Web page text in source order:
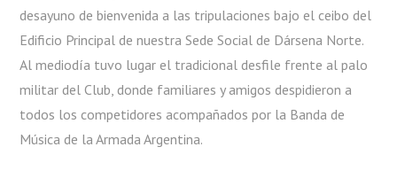
desayuno de bienvenida a las tripulaciones bajo el ceibo del
Edificio Principal de nuestra Sede Social de Dársena Norte.
Al mediodía tuvo lugar el tradicional desfile frente al palo
militar del Club, donde familiares y amigos despidieron a
todos los competidores acompañados por la Banda de
Música de la Armada Argentina.